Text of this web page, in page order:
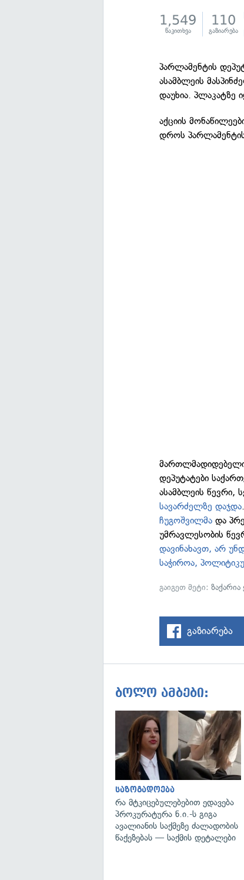
1,549
წაკითხვა
110
გაზიარება
პარლამენტის
ასამბლეის
დაუხია. პლაკატზე
აქციის
დროს პარლამენტის
დეპუტატები
ასამბლეის წევრი,
სავარძელზე დაჯდა
ჩუგოშვილმა და
უმრავლესობის
დავინახავთ, არ
საჭიროა,
გაიგეთ მეტი:ზაქარია
გაზიარება
ბოლო ამბები:
საზოგადოება
რა მტკიცებულებებით ედავება
პროკურატურა ნ.ი.-ს გიგა
ავალიანის საქმეზე ძალადობის
წაქეზებას — საქმის დეტალები